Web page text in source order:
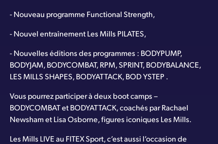
- Nouveau programme Functional Strength,
- Nouvel entraînement Les Mills PILATES,
- Nouvelles éditions des programmes : BODYPUMP,
BODYJAM, BODYCOMBAT, RPM, SPRINT, BODYBALANCE,
LES MILLS SHAPES, BODYATTACK, BOD YSTEP .
Vous pourrez participer à deux boot camps –
BODYCOMBAT et BODYATTACK, coachés par Rachael
Newsham et Lisa Osborne, figures iconiques Les Mills.
Les Mills LIVE au FITEX Sport, c’est aussi l’occasion de